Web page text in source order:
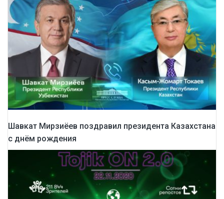
Шавкат Мирзиёев поздравил президента Казахстана
с днём рождения